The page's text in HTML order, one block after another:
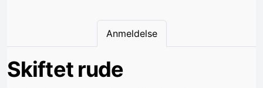
Anmeldelse
Skiftet rude